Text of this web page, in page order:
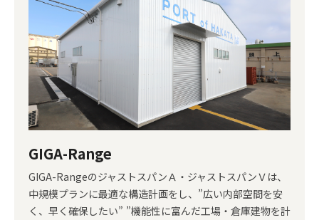
GIGA-Range
GIGA-RangeのジャストスパンＡ・ジャストスパンＶは、
中規模プランに最適な構造計画をし、”広い内部空間を安
く、早く確保したい” ”機能性に富んだ工場・倉庫建物を計